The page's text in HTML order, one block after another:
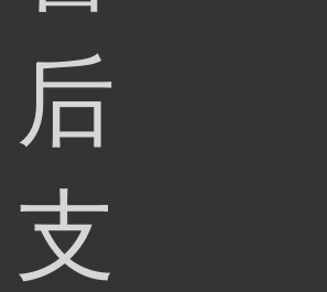
后
支